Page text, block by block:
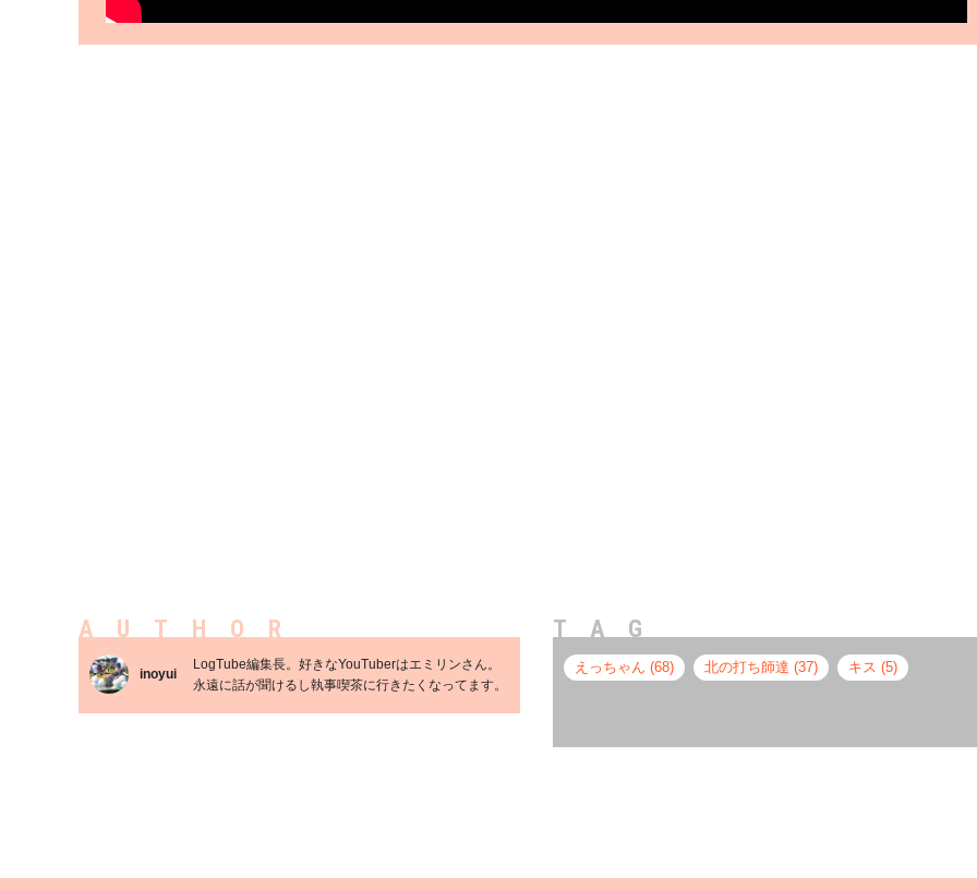
AUTHOR
inoyui
LogTube編集長。好きなYouTuberはエミリンさん。
永遠に話が聞けるし執事喫茶に行きたくなってます。
TAG
えっちゃん (68) 北の打ち師達 (37) キス (5)